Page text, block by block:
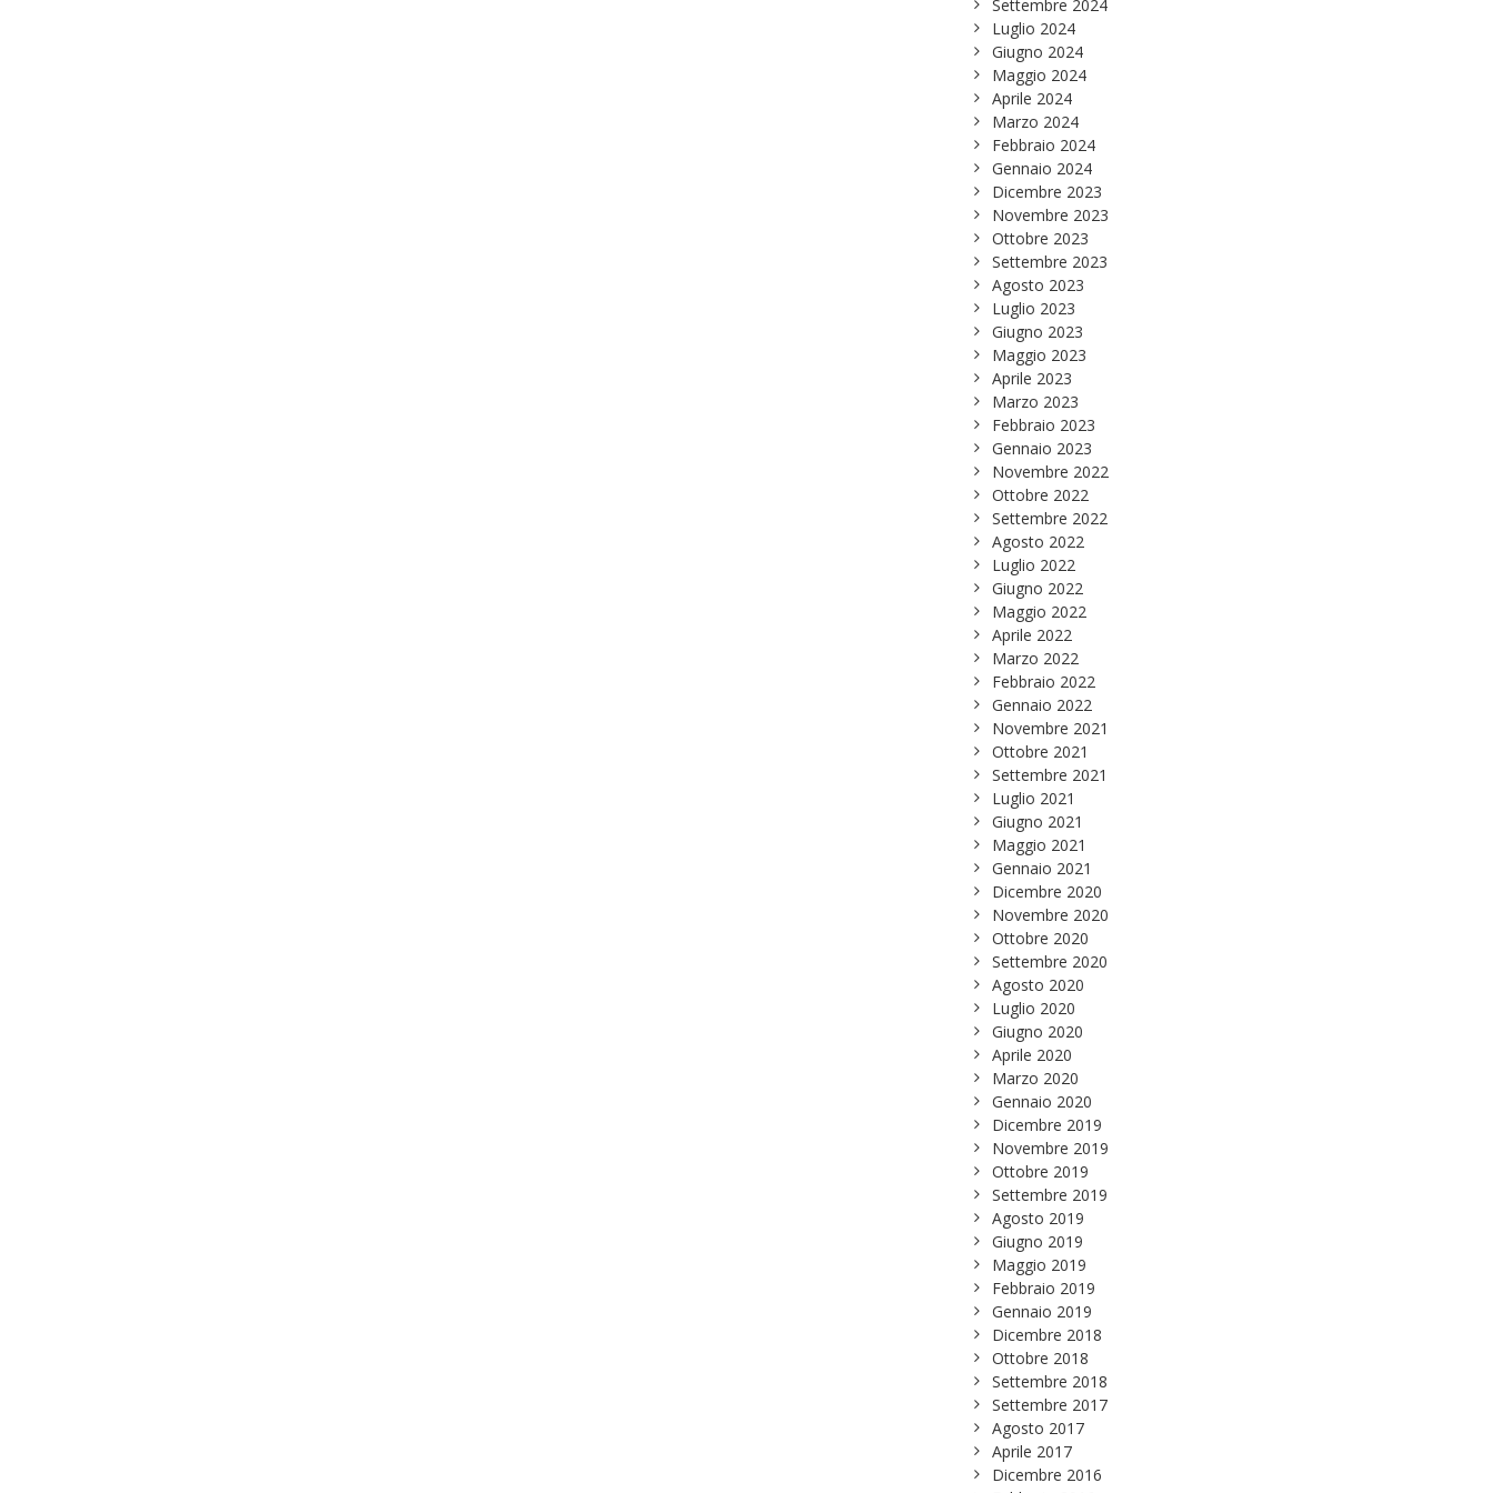
Settembre 2024
Luglio 2024
Giugno 2024
Maggio 2024
Aprile 2024
Marzo 2024
Febbraio 2024
Gennaio 2024
Dicembre 2023
Novembre 2023
Ottobre 2023
Settembre 2023
Agosto 2023
Luglio 2023
Giugno 2023
Maggio 2023
Aprile 2023
Marzo 2023
Febbraio 2023
Gennaio 2023
Novembre 2022
Ottobre 2022
Settembre 2022
Agosto 2022
Luglio 2022
Giugno 2022
Maggio 2022
Aprile 2022
Marzo 2022
Febbraio 2022
Gennaio 2022
Novembre 2021
Ottobre 2021
Settembre 2021
Luglio 2021
Giugno 2021
Maggio 2021
Gennaio 2021
Dicembre 2020
Novembre 2020
Ottobre 2020
Settembre 2020
Agosto 2020
Luglio 2020
Giugno 2020
Aprile 2020
Marzo 2020
Gennaio 2020
Dicembre 2019
Novembre 2019
Ottobre 2019
Settembre 2019
Agosto 2019
Giugno 2019
Maggio 2019
Febbraio 2019
Gennaio 2019
Dicembre 2018
Ottobre 2018
Settembre 2018
Settembre 2017
Agosto 2017
Aprile 2017
Dicembre 2016